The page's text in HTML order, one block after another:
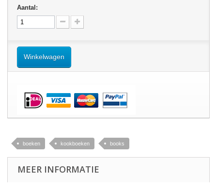
Aantal:
Winkelwagen
boeken kookboeken books
MEER INFORMATIE